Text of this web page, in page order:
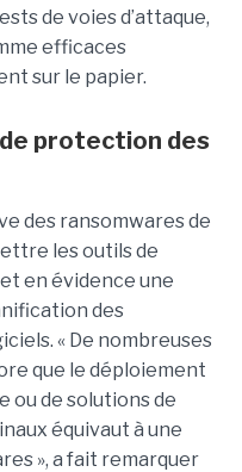
de voies d’attaque,
efficaces
sur le papier.
protection des
des ransomwares de
les outils de
en évidence une
des
« De nombreuses
que le déploiement
ou de solutions de
équivaut à une
», a fait remarquer